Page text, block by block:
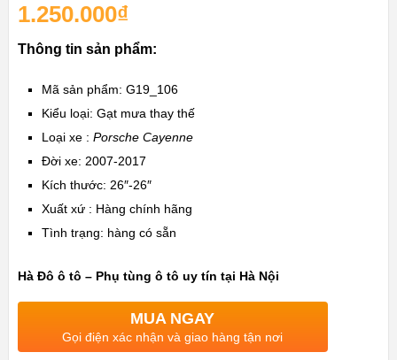
1.250.000₫
Thông tin sản phẩm:
Mã sản phẩm: G19_106
Kiểu loại: Gạt mưa thay thế
Loại xe : Porsche Cayenne
Đời xe: 2007-2017
Kích thước: 26″-26″
Xuất xứ : Hàng chính hãng
Tình trạng: hàng có sẵn
Hà Đô ô tô – Phụ tùng ô tô uy tín tại Hà Nội
MUA NGAY
Gọi điện xác nhận và giao hàng tận nơi